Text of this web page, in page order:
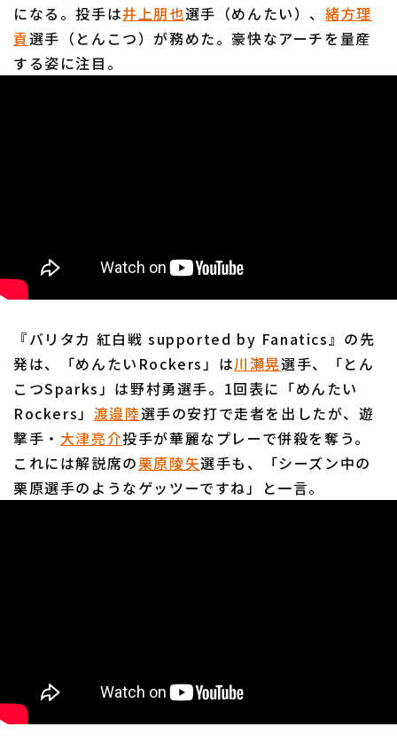
運営会社（別ウィンドウで開く）
になる。投手は井上朋也選手（めんたい）、緒方理
貢選手（とんこつ）が務めた。豪快なアーチを量産
する姿に注目。
『バリタカ 紅白戦 supported by Fanatics』の先
発は、「めんたいRockers」は川瀬晃選手、「とん
こつSparks」は野村勇選手。1回表に「めんたい
Rockers」 渡邉陸選手の安打で走者を出したが、遊
撃手・ 大津亮介投手が華麗なプレーで併殺を奪う。
これには解説席の栗原陵矢選手も、「シーズン中の
栗原選手のようなゲッツーですね」と一言。